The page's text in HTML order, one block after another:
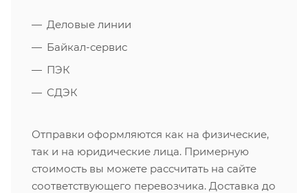
Деловые линии
Байкал-сервис
ПЭК
СДЭК
Отправки оформляются как на физические,
так и на юридические лица. Примерную
стоимость вы можете рассчитать на сайте
соответствующего перевозчика. Доставка до